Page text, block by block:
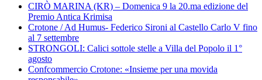
CIRÒ MARINA (KR) – Domenica 9 la 20.ma edizione del
Premio Antica Krimisa
Crotone / Ad Humus- Federico Sironi al Castello Carlo V fino
al 7 settembre
STRONGOLI: Calici sottole stelle a Villa del Popolo il 1°
agosto
Confcommercio Crotone: «Insieme per una movida